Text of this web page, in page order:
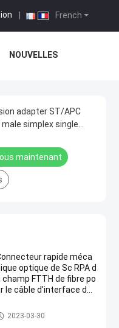
French
NOUVELLES
adapter ST/APC
simplex single
maintenant
rapide méca
optique de Sc RPA d
champ FTTH de fibre po
le câble d'interface de
rapide optique de fi
2023-03-30